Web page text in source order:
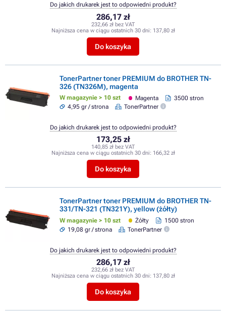
286,17 zł
232,66 zł bez VAT
Najniższa cena w ciągu ostatnich 30 dni: 137,80 zł
Do koszyka
Do jakich drukarek jest to odpowiedni produkt?
TonerPartner toner PREMIUM do BROTHER TN-
326 (TN326M), magenta
W magazynie > 10 szt Magenta
3500 stron
4,95 gr / strona
TonerPartner
173,25 zł
140,85 zł bez VAT
Najniższa cena w ciągu ostatnich 30 dni: 166,32 zł
Do koszyka
Do jakich drukarek jest to odpowiedni produkt?
TonerPartner toner PREMIUM do BROTHER TN-
331/TN-321 (TN321Y), yellow (żółty)
W magazynie > 10 szt Żółty
1500 stron
19,08 gr / strona
TonerPartner
286,17 zł
232,66 zł bez VAT
Najniższa cena w ciągu ostatnich 30 dni: 137,80 zł
Do koszyka
Do jakich drukarek jest to odpowiedni produkt?